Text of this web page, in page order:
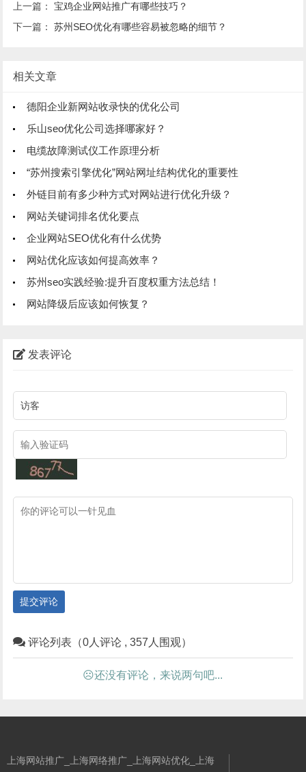
上一篇：宝鸡企业网站推广有哪些技巧？
下一篇：苏州SEO优化有哪些容易被忽略的细节？
相关文章
德阳企业新网站收录快的优化公司
乐山seo优化公司选择哪家好？
电缆故障测试仪工作原理分析
“苏州搜索引擎优化”网站网址结构优化的重要性
外链目前有多少种方式对网站进行优化升级？
网站关键词排名优化要点
企业网站SEO优化有什么优势
网站优化应该如何提高效率？
苏州seo实践经验:提升百度权重方法总结！
网站降级后应该如何恢复？
发表评论
提交评论
评论列表（0人评论 , 357人围观）
☹还没有评论，来说两句吧...
上海网站推广_上海网络推广_上海网站优化_上海